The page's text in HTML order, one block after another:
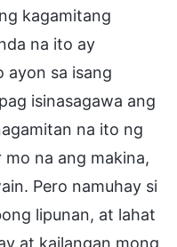
kagamitang
na ito ay
ayon sa isang
isinasagawa ang
na ito ng
na ang makina,
Pero namuhay si
lipunan, at lahat
at kailangan mong